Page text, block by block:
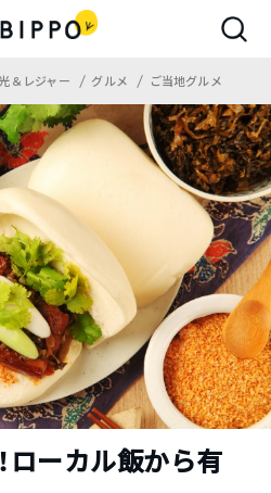
＆レジャー グルメ ご当地グルメ
ローカル飯から有